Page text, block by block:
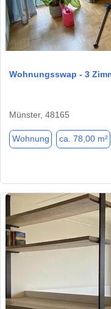
Wohnungsswap - 3
Münster, 48165
Wohnung ca. 78,00 m²